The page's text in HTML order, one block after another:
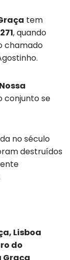
tem
, quando
chamado
Nossa
conjunto se
no século
destruídos
Lisboa
do